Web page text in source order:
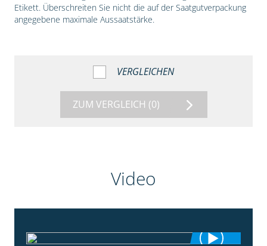
Etikett. Überschreiten Sie nicht die auf der Saatgutverpackung
angegebene maximale Aussaatstärke.
VERGLEICHEN
ZUM VERGLEICH (0)
Video